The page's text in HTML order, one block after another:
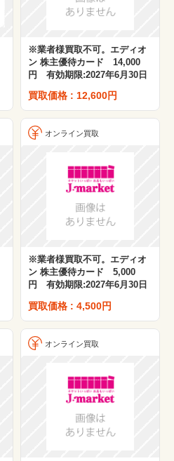
※業者様買取不可。エディオ
ン 株主優待カード 14,000
円 有効期限:2027年6月30日
買取価格 : 12,600円
オンライン買取
※業者様買取不可。エディオ
ン 株主優待カード 5,000
円 有効期限:2027年6月30日
買取価格 : 4,500円
オンライン買取